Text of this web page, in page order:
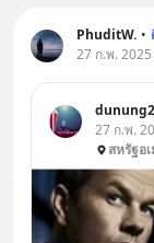
PhuditW. •
27 ก.พ.
27 ก.พ.
สหรัฐอ